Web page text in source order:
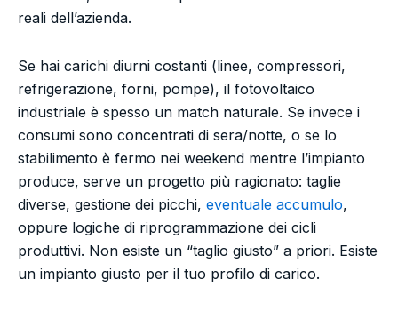
reali dell’azienda.
Se hai carichi diurni costanti (linee, compressori,
refrigerazione, forni, pompe), il fotovoltaico
industriale è spesso un match naturale. Se invece i
consumi sono concentrati di sera/notte, o se lo
stabilimento è fermo nei weekend mentre l’impianto
produce, serve un progetto più ragionato: taglie
diverse, gestione dei picchi, eventuale accumulo,
oppure logiche di riprogrammazione dei cicli
produttivi. Non esiste un “taglio giusto” a priori. Esiste
un impianto giusto per il tuo profilo di carico.